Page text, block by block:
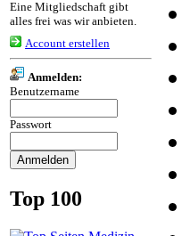
Eine Mitgliedschaft gibt
alles frei was wir anbieten.
Account erstellen
Anmelden:
Benutzername
Passwort
Top 100